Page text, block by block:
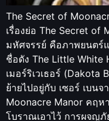
The Secret of
เรื่องย่อ The Secret
มหัศจรรย์ คือภาพยนตร์
ชื่อดัง The Little White
เมอร์ริเวเธอร์ (Dakota
ย้ายไปอยู่กับ เซอร์ เบน
Moonacre Manor คฤ
โบราณเอาไว้ การผจญภั